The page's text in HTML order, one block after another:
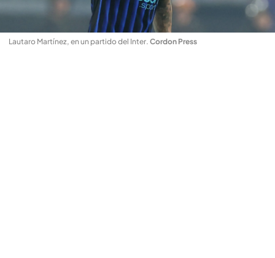
Lautaro Martínez, en un partido del Inter. Cordon Press